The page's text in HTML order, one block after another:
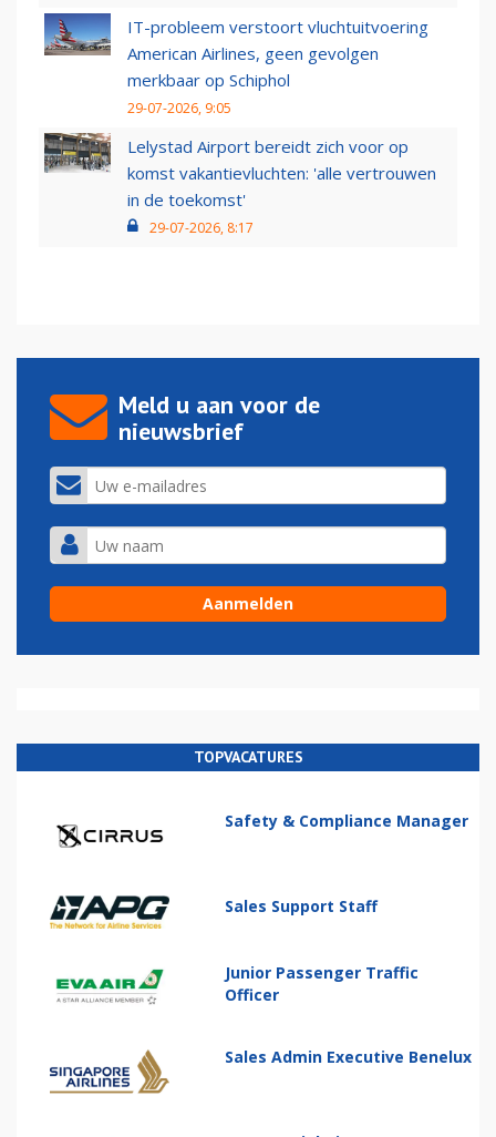
IT-probleem verstoort vluchtuitvoering
American Airlines, geen gevolgen
merkbaar op Schiphol
29-07-2026, 9:05
Lelystad Airport bereidt zich voor op
komst vakantievluchten: 'alle vertrouwen
in de toekomst'
29-07-2026, 8:17
Meld u aan voor de
nieuwsbrief
TOPVACATURES
Safety & Compliance Manager
Sales Support Staff
Junior Passenger Traffic
Officer
Sales Admin Executive Benelux